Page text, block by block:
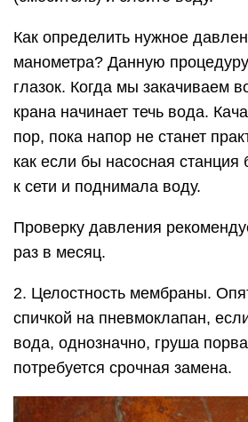
Как определить нужное
манометра? Данную
глазок. Когда мы закачиваем
крана начинает течь вода.
пор, пока напор не станет
как если бы насосная
к сети и поднимала воду.
Проверку давления
раз в месяц.
2. Целостность мембраны.
спичкой на пневмоклапан,
вода, однозначно, груша
потребуется срочная замена.